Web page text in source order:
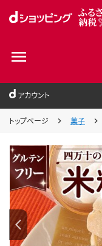
アカウント
トップページ 菓子